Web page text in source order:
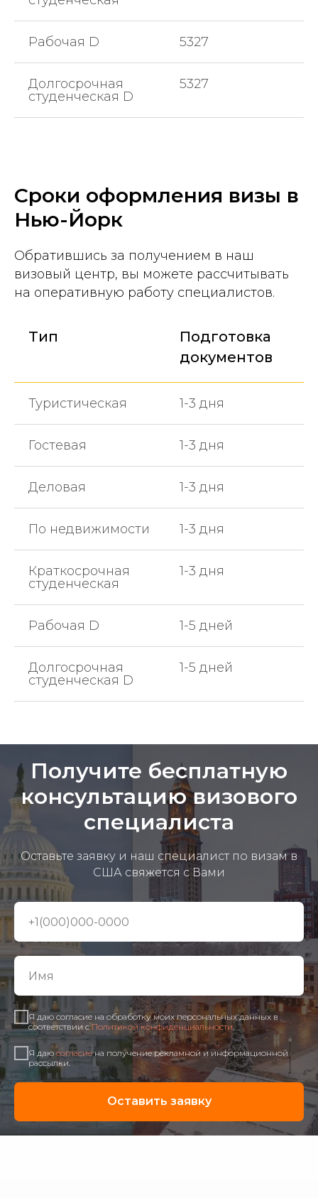
Рабочая D 5327
Долгосрочная
студенческая D
5327
Сроки оформления визы в
Нью-Йорк
Обратившись за получением в наш
визовый центр, вы можете рассчитывать
на оперативную работу специалистов.
Тип
Подготовка
документов
Туристическая 1-3 дня
Гостевая 1-3 дня
Деловая 1-3 дня
По недвижимости 1-3 дня
Краткосрочная
студенческая
1-3 дня
Рабочая D 1-5 дней
Долгосрочная
студенческая D
1-5 дней
Получите бесплатную
консультацию визового
специалиста
Оставьте заявку и наш специалист по визам в
США свяжется с Вами
Я даю согласие на обработку моих персональных данных в
соответствии сПолитикой конфиденциальности.
Я даюсогласиена получение рекламной и информационной
рассылки.
Оставить заявку